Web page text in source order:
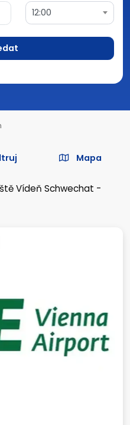
12:00
Mapa
Vídeň Schwechat -